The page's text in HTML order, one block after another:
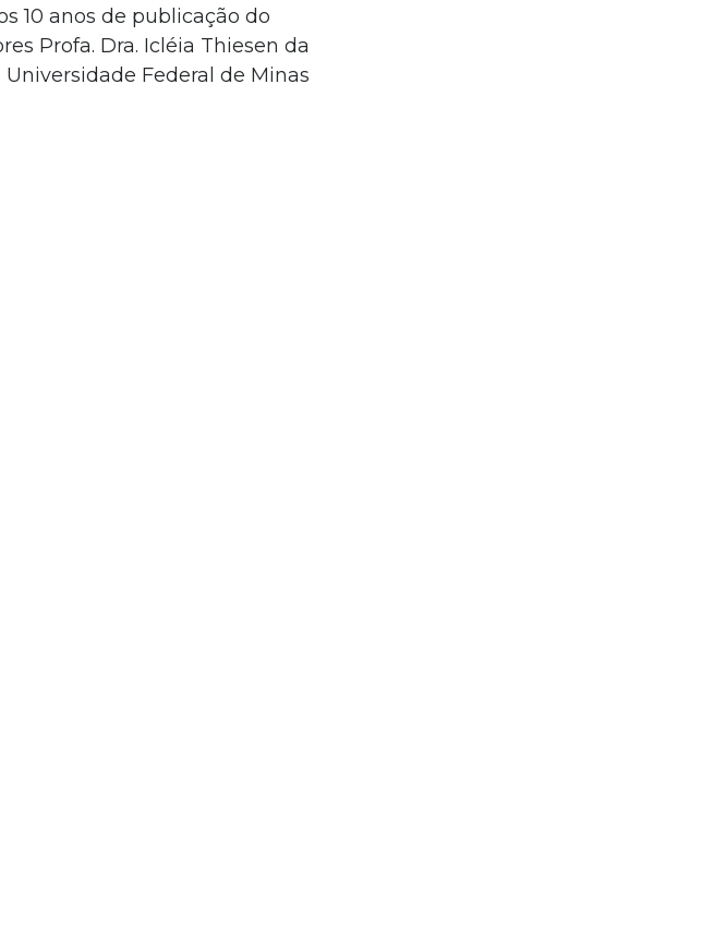
10 anos de publicação do
Profa. Dra. Icléia Thiesen da
Federal de Minas